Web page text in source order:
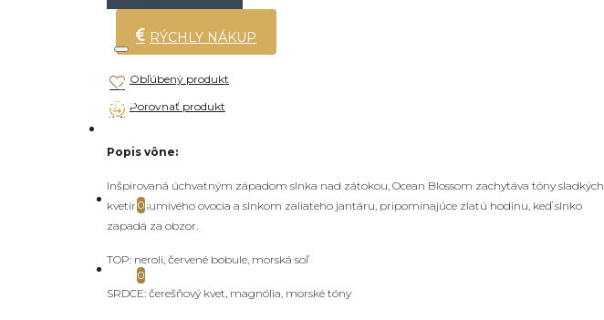
Účet
Zoznam prianí Upraviť
0
Porovnanie Porovnanie produktov
0
RÝCHLY NÁKUP
Obľúbený produkt
Porovnať produkt
Popis vône:
Inšpirovaná úchvatným západom slnka nad zátokou, Ocean Blossom zachytáva tóny sladkých
kvetín, šumivého ovocia a slnkom zaliateho jantáru, pripomínajúce zlatú hodinu, keď slnko
zapadá za obzor.
TOP: neroli, červené bobule, morská soľ
SRDCE: čerešňový kvet, magnólia, morské tóny